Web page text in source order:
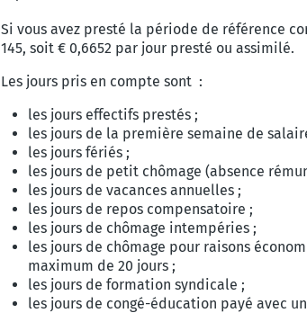
Si vous avez presté la période de référence
145, soit € 0,6652 par jour presté ou assimilé.
Les jours pris en compte sont :
les jours effectifs prestés ;
les jours de la première semaine de
les jours fériés ;
les jours de petit chômage (absence
les jours de vacances annuelles ;
les jours de repos compensatoire ;
les jours de chômage intempéries ;
les jours de chômage pour raisons
maximum de 20 jours ;
les jours de formation syndicale ;
les jours de congé-éducation payé avec